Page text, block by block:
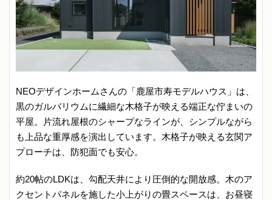
NEOデザインホームさんの「鹿屋市寿モデルハウス」は、
黒のガルバリウムに繊細な木格子が映える端正な佇まいの
平屋。片流れ屋根のシャープなラインが、シンプルながら
も上品な重厚感を演出しています。木格子が映える玄関ア
プローチは、防犯面でも安心。
約20帖のLDKは、勾配天井により圧倒的な開放感。木のア
クセントパネルを施した小上がりの畳スペースは、お昼寝